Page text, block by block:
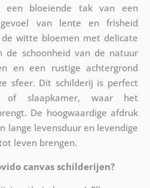
een bloeiende tak van een
van lente en frisheid
witte bloemen met delicate
de schoonheid van de natuur
en een rustige achtergrond
sfeer. Dit schilderij is perfect
of slaapkamer, waar het
De hoogwaardige afdruk
lange levensduur en levendige
leven brengen.
canvas schilderijen?